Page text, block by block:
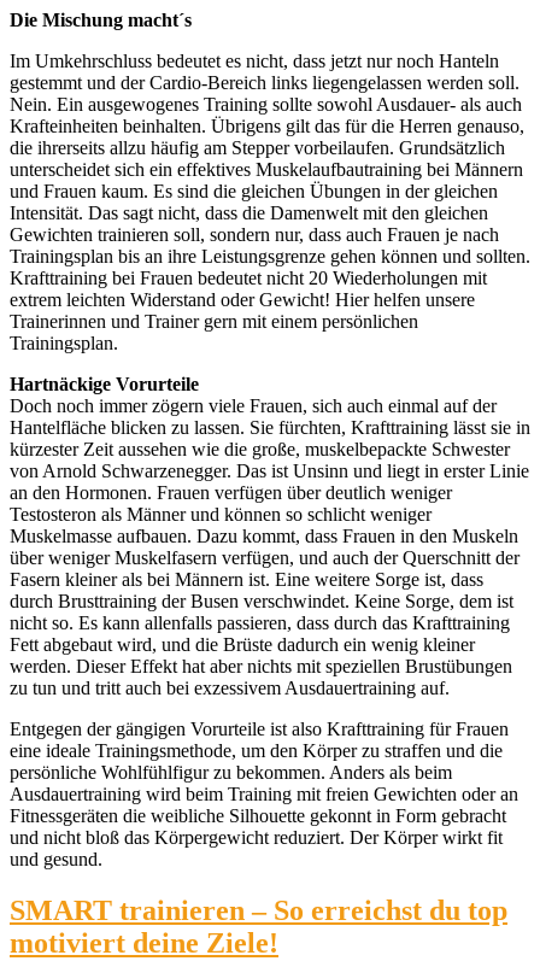
Die Mischung macht´s
Im Umkehrschluss bedeutet es nicht, dass jetzt nur noch Hanteln
gestemmt und der Cardio-Bereich links liegengelassen werden soll.
Nein. Ein ausgewogenes Training sollte sowohl Ausdauer- als auch
Krafteinheiten beinhalten. Übrigens gilt das für die Herren genauso,
die ihrerseits allzu häufig am Stepper vorbeilaufen. Grundsätzlich
unterscheidet sich ein effektives Muskelaufbautraining bei Männern
und Frauen kaum. Es sind die gleichen Übungen in der gleichen
Intensität. Das sagt nicht, dass die Damenwelt mit den gleichen
Gewichten trainieren soll, sondern nur, dass auch Frauen je nach
Trainingsplan bis an ihre Leistungsgrenze gehen können und sollten.
Krafttraining bei Frauen bedeutet nicht 20 Wiederholungen mit
extrem leichten Widerstand oder Gewicht! Hier helfen unsere
Trainerinnen und Trainer gern mit einem persönlichen
Trainingsplan.
Hartnäckige Vorurteile
Doch noch immer zögern viele Frauen, sich auch einmal auf der
Hantelfläche blicken zu lassen. Sie fürchten, Krafttraining lässt sie in
kürzester Zeit aussehen wie die große, muskelbepackte Schwester
von Arnold Schwarzenegger. Das ist Unsinn und liegt in erster Linie
an den Hormonen. Frauen verfügen über deutlich weniger
Testosteron als Männer und können so schlicht weniger
Muskelmasse aufbauen. Dazu kommt, dass Frauen in den Muskeln
über weniger Muskelfasern verfügen, und auch der Querschnitt der
Fasern kleiner als bei Männern ist. Eine weitere Sorge ist, dass
durch Brusttraining der Busen verschwindet. Keine Sorge, dem ist
nicht so. Es kann allenfalls passieren, dass durch das Krafttraining
Fett abgebaut wird, und die Brüste dadurch ein wenig kleiner
werden. Dieser Effekt hat aber nichts mit speziellen Brustübungen
zu tun und tritt auch bei exzessivem Ausdauertraining auf.
Entgegen der gängigen Vorurteile ist also Krafttraining für Frauen
eine ideale Trainingsmethode, um den Körper zu straffen und die
persönliche Wohlfühlfigur zu bekommen. Anders als beim
Ausdauertraining wird beim Training mit freien Gewichten oder an
Fitnessgeräten die weibliche Silhouette gekonnt in Form gebracht
und nicht bloß das Körpergewicht reduziert. Der Körper wirkt fit
und gesund.
SMART trainieren – So erreichst du top
motiviert deine Ziele!